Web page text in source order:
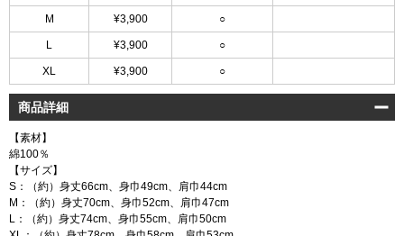
M ¥3,900 ○
L ¥3,900 ○
XL ¥3,900 ○
商品詳細
【素材】
綿100％
【サイズ】
S：（約）身丈66cm、身巾49cm、肩巾44cm
M：（約）身丈70cm、身巾52cm、肩巾47cm
L：（約）身丈74cm、身巾55cm、肩巾50cm